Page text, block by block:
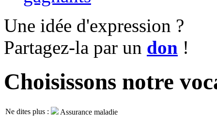
Une idée d'expression ?
Partagez-la par un don !
Choisissons notre
Ne dites plus :
Assurance maladie